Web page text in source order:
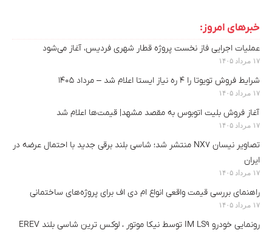
خبرهای امروز:
عملیات اجرایی فاز نخست پروژه قطار شهری فردیس، آغاز می‌شود
۱۷ مرداد ۱۴۰۵
شرایط فروش تویوتا را ۴ ره نیاز ایستا اعلام شد – مرداد ۱۴۰۵
۱۷ مرداد ۱۴۰۵
آغاز فروش بلیت اتوبوس به مقصد مشهد| قیمت‌ها اعلام شد
۱۷ مرداد ۱۴۰۵
تصاویر نیسان NX7 منتشر شد؛ شاسی بلند برقی جدید با احتمال عرضه در
ایران
۱۷ مرداد ۱۴۰۵
راهنمای بررسی قیمت واقعی انواع ام دی اف برای پروژه‌های ساختمانی
۱۷ مرداد ۱۴۰۵
رونمایی خودرو IM LS9 توسط نیکا موتور ، لوکس ترین شاسی بلند EREV